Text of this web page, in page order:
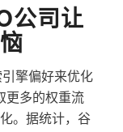
公司让
擎偏好来优化
更多的权重流
。据统计，谷